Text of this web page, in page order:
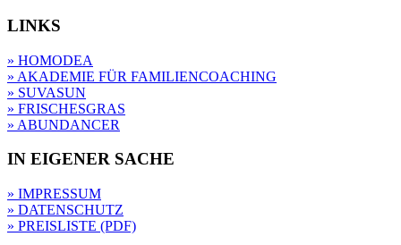
LINKS
» HOMODEA
» AKADEMIE FÜR FAMILIENCOACHING
» SUVASUN
» FRISCHESGRAS
» ABUNDANCER
IN EIGENER SACHE
» IMPRESSUM
» DATENSCHUTZ
» PREISLISTE (PDF)